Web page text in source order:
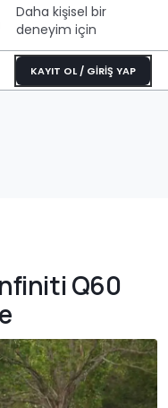
Daha kişisel bir
deneyim için
KAYIT OL / GİRİŞ YAP
Q60